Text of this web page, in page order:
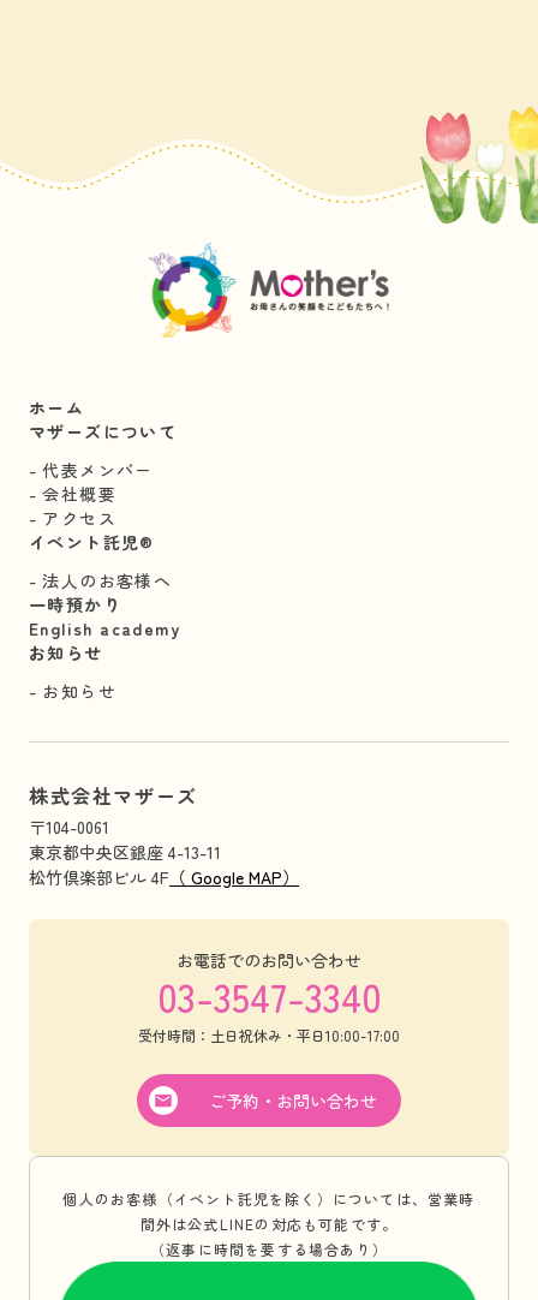
ホーム
マザーズについて
代表メンバー
会社概要
アクセス
イベント託児®︎
法人のお客様へ
一時預かり
English academy
お知らせ
お知らせ
株式会社マザーズ
〒104-0061
東京都中央区銀座 4-13-11
松竹倶楽部ビル 4F （ Google MAP）
お電話でのお問い合わせ
03-3547-3340
受付時間：土日祝休み・平日10:00-17:00
ご予約・お問い合わせ
個人のお客様（イベント託児を除く）については、営業時
間外は公式LINEの対応も可能です。
（返事に時間を要する場合あり）